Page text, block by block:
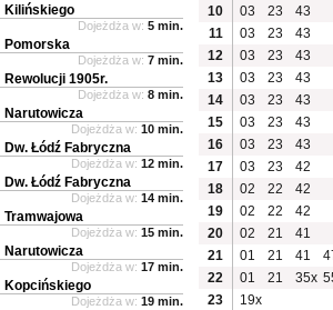
10
03 23
43
11
03 23
43
12
03 23
43
13
03 23
43
14
03 23
43
15
03 23
43
16
03 23
43
17
03 23
42
18
02 22
42
19
02 22
42
20
02 21
41
21
01 21 41
22
01 21 35x
23
19x
Kilińskiego
Dojeżdża w: 5 min.
Pomorska
Dojeżdża w: 7 min.
Rewolucji 1905r.
Dojeżdża w: 8 min.
Narutowicza
Dojeżdża w: 10 min.
Dw. Łódź Fabryczna
Dojeżdża w: 12 min.
Dw. Łódź Fabryczna
Dojeżdża w: 14 min.
Tramwajowa
Dojeżdża w: 15 min.
Narutowicza
Dojeżdża w: 17 min.
Kopcińskiego
Dojeżdża w: 19 min.